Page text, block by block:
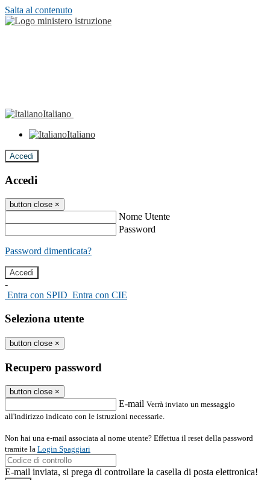
Salta al contenuto
Italiano
Italiano
Accedi
Accedi
button close ×
Nome Utente
Password
Password dimenticata?
-
Entra con SPID Entra con CIE
Seleziona utente
button close ×
Recupero password
button close ×
E-mail Verrà inviato un messaggio
all'indirizzo indicato con le istruzioni necessarie.
Non hai una e-mail associata al nome utente? Effettua il reset della password
tramite la Login Spaggiari
E-mail inviata, si prega di controllare la casella di posta elettronica!